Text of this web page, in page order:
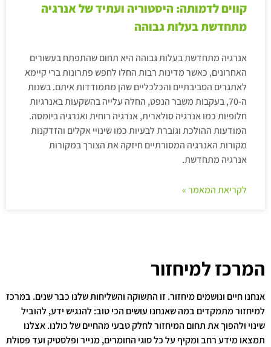
קווים לדמותה: היסטוריה ועתיד של אנרגיה
מתחדשת בעלות גבוהה
אנרגיה מתחדשת בעלות גבוהה היא תחום שהתפתח בעשורים
האחרונים, כאשר מדינות רבות החלו לחפש פתרונות ברי קיימא
לאתגרים הסביבתיים והכלכליים שהן מתמודדות איתם. בשנות
ה-70, בעקבות משבר הנפט, החלה עלייה בהשקעות באנרגיות
חלופיות כמו אנרגיה סולארית, אנרגיה רוחית ואנרגיה ביומסה.
המודעות ההולכת וגוברת לבעיות כמו שינויי אקלים והזדקנות
מקורות האנרגיה המסורתיים חיזקה את הצורך במקורות
אנרגיה מתחדשת.
לקריאת המאמר »
המרכז למיחזור
אנחנו חיים ונושמים מיחזור. זו התשוקה והשליחות שלנו כבר שנים. במרכז
למיחזור מתמקדים במה שאנחנו עושים הכי טוב: להנגיש ידע, להוביל
שינוי ולהפוך את תחום המיחזור לחלק טבעי מהחיים של כולנו. אצלנו
תמצאו מידע רחב ומקיף על כל סוגי החומרים, מנייר ופלסטיק ועד פסולת